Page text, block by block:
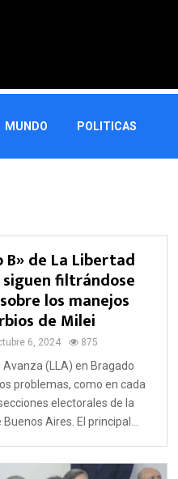
MUNDO POLITICAS
B» de La Libertad
siguen filtrándose
los manejos
de Milei
6, 2024 875
Avanza (LLA) en Bragado
problemas, como en cada
electorales de la
Aires. El principal...